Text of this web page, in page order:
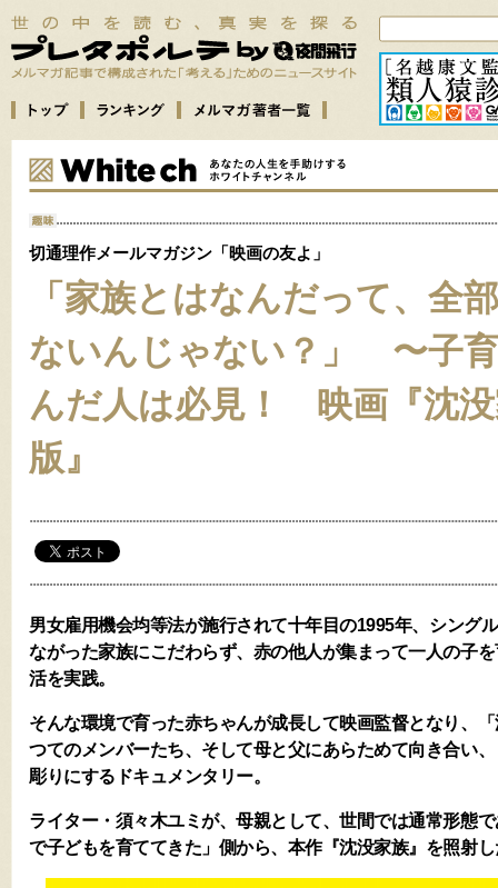
切通理作メールマガジン「映画の友よ」
「家族とはなんだって、全
ないんじゃない？」 〜子
んだ人は必見！ 映画『沈
版』
男女雇用機会均等法が施行されて十年目の1995年、シング
ながった家族にこだわらず、赤の他人が集まって一人の子
活を実践。
そんな環境で育った赤ちゃんが成長して映画監督となり、
つてのメンバーたち、そして母と父にあらためて向き合い
彫りにするドキュメンタリー。
ライター・須々木ユミが、母親として、世間では通常形態
で子どもを育ててきた」側から、本作『沈没家族』を照射